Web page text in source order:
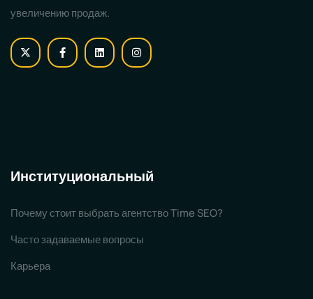
увеличению продаж.
Институциональный
Почему стоит выбрать агентство Time SEO?
Часто задаваемые вопросы
Карьера